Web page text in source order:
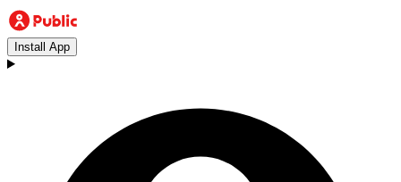
Install App